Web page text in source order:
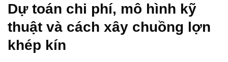
Dự toán chi phí, mô hình kỹ
thuật và cách xây chuồng lợn
khép kín